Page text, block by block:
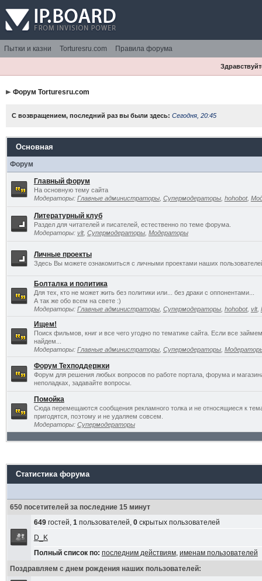
Пытки и казни Torturesru.com Правила форума
Форум Torturesru.com
С возвращением, последний раз вы были здесь: Сегодня, 20:45
Основная
Форум
Главный форум
На основную тему сайта
Модераторы: Главные администраторы, Супермодераторы, hohobot,
Литературный клуб
Раздел для читателей и писателей, естественно по теме форума.
Модераторы: vlt, Супермодераторы, Модераторы
Личные проекты
Здесь Вы можете ознакомиться с личными проектами наших
Болталка и политика
Для тех, кто не может жить без политики или... без драки с оппонентами...
А так же обо всем на свете :)
Модераторы: Главные администраторы, Супермодераторы, hohobot, vlt,
Ищем!
Поиск фильмов, книг и все чего угодно по тематике сайта. Если все
найдем...
Модераторы: Главные администраторы, Супермодераторы,
Форум Техподдержки
Форум для решения любых вопросов по работе портала, форума и
неполадках, задавайте вопросы.
Помойка
Сюда перемещаются сообщения рекламного толка и не относящиеся к
пригодятся, поэтому и не удаляем совсем.
Модераторы: Супермодераторы
Статистика форума
650 посетителей за последние 15 минут
649гостей, 1пользователей, 0скрытых пользователей
D_K
Полный список по: последним действиям, именам пользователей
Поздравляем с днем рождения наших пользователей: